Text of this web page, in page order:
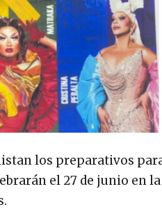
los preparativos
el 27 de junio en